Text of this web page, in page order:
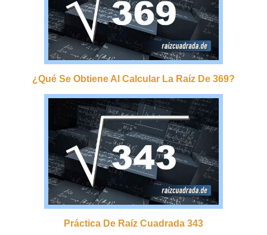
¿qué Se Obtiene Al Calcular La Raíz De 369?
Práctica De Raíz Cuadrada 343